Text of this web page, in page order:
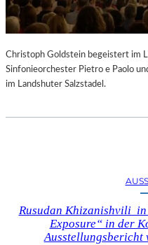
Christoph Goldstein begeistert im
Sinfonieorchester Pietro e Paolo
im Landshuter Salzstadel.
Rusudan Khizanishvili
Exposure“ in der
Ausstellungsbericht